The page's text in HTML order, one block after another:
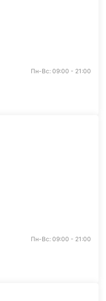
Пн-Вс: 09:00 - 21:00
Пн-Вс: 09:00 - 21:00